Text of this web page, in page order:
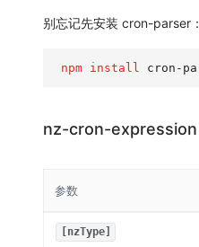
别忘记先安装 cron-parser：
npm install
nz-cron-expression
参数
[nzType]